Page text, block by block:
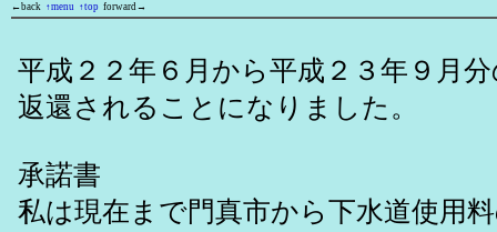
←back ↑menu ↑top forward→
平成２２年６月から平成２３年９月
返還されることになりました。
承諾書
私は現在まで門真市から下水道使用